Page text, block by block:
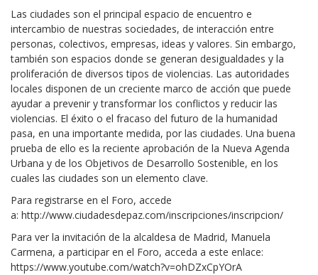
Las ciudades son el principal espacio de encuentro e
intercambio de nuestras sociedades, de interacción entre
personas, colectivos, empresas, ideas y valores. Sin embargo,
también son espacios donde se generan desigualdades y la
proliferación de diversos tipos de violencias. Las autoridades
locales disponen de un creciente marco de acción que puede
ayudar a prevenir y transformar los conflictos y reducir las
violencias. El éxito o el fracaso del futuro de la humanidad
pasa, en una importante medida, por las ciudades. Una buena
prueba de ello es la reciente aprobación de la Nueva Agenda
Urbana y de los Objetivos de Desarrollo Sostenible, en los
cuales las ciudades son un elemento clave.
Para registrarse en el Foro, accede
a: http://www.ciudadesdepaz.com/inscripciones/inscripcion/
Para ver la invitación de la alcaldesa de Madrid, Manuela
Carmena, a participar en el Foro, acceda a este enlace:
https://www.youtube.com/watch?v=ohDZxCpYOrA